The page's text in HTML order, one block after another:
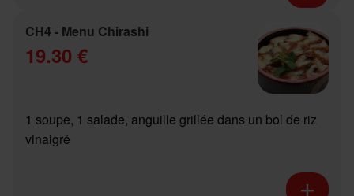
CH4 - Menu Chirashi
19.30 €
1 soupe, 1 salade, anguille grillée dans un bol de riz
vinaigré